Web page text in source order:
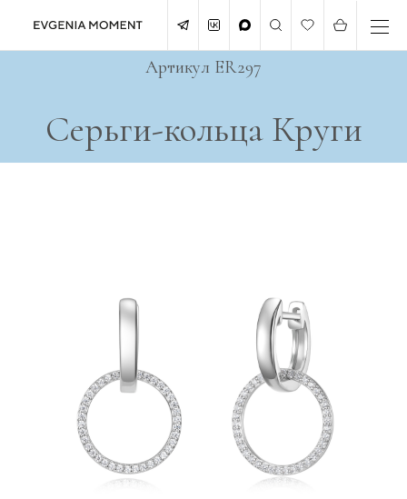
Серьги-кольца Круги
Артикул ER297